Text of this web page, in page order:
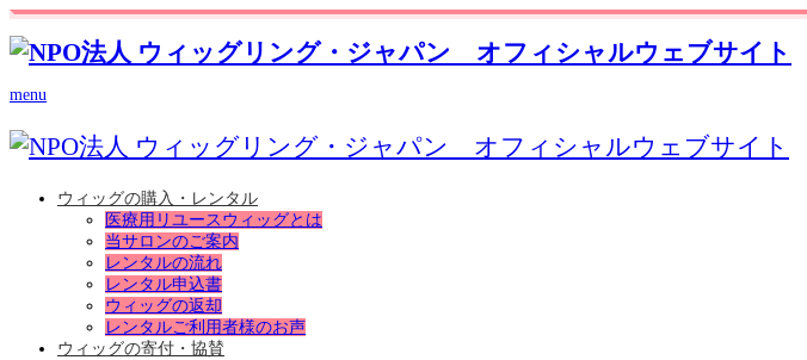
menu
ウィッグの購入・レンタル
医療用リユースウィッグとは
当サロンのご案内
レンタルの流れ
レンタル申込書
ウィッグの返却
レンタルご利用者様のお声
ウィッグの寄付・協賛